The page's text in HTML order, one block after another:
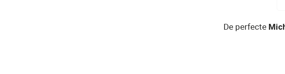
De perfecte